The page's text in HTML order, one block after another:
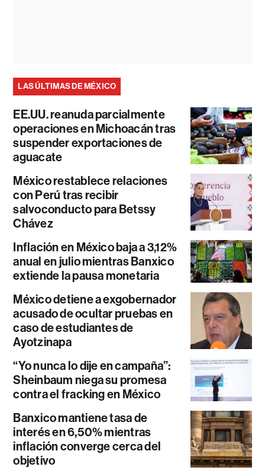
LAS ÚLTIMAS DE MÉXICO
EE.UU. reanuda parcialmente
operaciones en Michoacán tras
suspender exportaciones de
aguacate
México restablece relaciones
con Perú tras recibir
salvoconducto para Betssy
Chávez
Inflación en México baja a 3,12%
anual en julio mientras Banxico
extiende la pausa monetaria
México detiene a exgobernador
acusado de ocultar pruebas en
caso de estudiantes de
Ayotzinapa
“Yo nunca lo dije en campaña”:
Sheinbaum niega su promesa
contra el fracking en México
Banxico mantiene tasa de
interés en 6,50% mientras
inflación converge cerca del
objetivo